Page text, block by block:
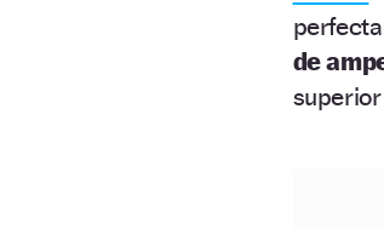
de